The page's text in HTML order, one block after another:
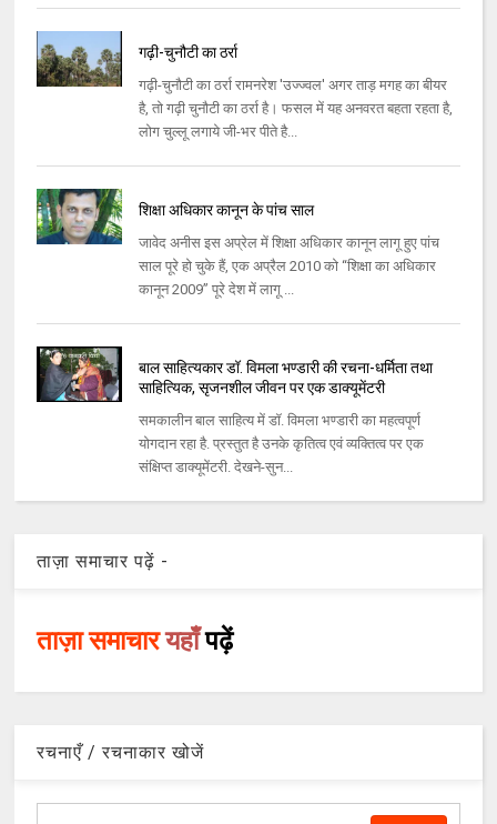
गढ़ी-चुनौटी का ठर्रा
गढ़ी-चुनौटी का ठर्रा रामनरेश 'उज्ज्वल' अगर ताड़ मगह का बीयर
है, तो गढ़ी चुनौटी का ठर्रा है। फसल में यह अनवरत बहता रहता है,
लोग चुल्लू लगाये जी-भर पीते है...
शिक्षा अधिकार कानून के पांच साल
जावेद अनीस इस अप्रेल में शिक्षा अधिकार कानून लागू हुए पांच
साल पूरे हो चुके हैं, एक अप्रैल 2010 को “शिक्षा का अधिकार
कानून 2009” पूरे देश में लागू ...
बाल साहित्यकार डॉ. विमला भण्डारी की रचना-धर्मिता तथा
साहित्यिक, सृजनशील जीवन पर एक डाक्यूमेंटरी
समकालीन बाल साहित्य में डॉ. विमला भण्डारी का महत्वपूर्ण
योगदान रहा है. प्रस्तुत है उनके कृतित्व एवं व्यक्तित्व पर एक
संक्षिप्त डाक्यूमेंटरी. देखने-सुन...
ताज़ा समाचार पढ़ें -
ताज़ा समाचारयहाँपढ़ें
रचनाएँ / रचनाकार खोजें